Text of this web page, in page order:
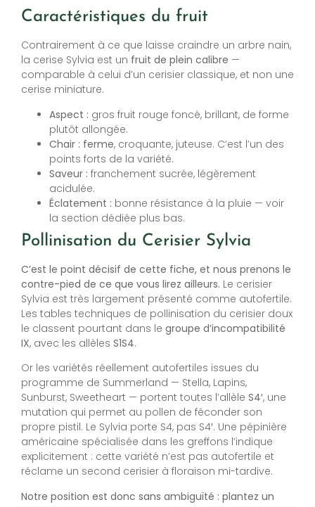
Caractéristiques du fruit
Contrairement à ce que laisse craindre un arbre nain,
la cerise Sylvia est un fruit de plein calibre —
comparable à celui d’un cerisier classique, et non une
cerise miniature.
Aspect : gros fruit rouge foncé, brillant, de forme
plutôt allongée.
Chair : ferme, croquante, juteuse. C’est l’un des
points forts de la variété.
Saveur : franchement sucrée, légèrement
acidulée.
Éclatement : bonne résistance à la pluie — voir
la section dédiée plus bas.
Pollinisation du Cerisier Sylvia
C’est le point décisif de cette fiche, et nous prenons le
contre-pied de ce que vous lirez ailleurs. Le cerisier
Sylvia est très largement présenté comme autofertile.
Les tables techniques de pollinisation du cerisier doux
le classent pourtant dans le groupe d’incompatibilité
IX, avec les allèles S1S4.
Or les variétés réellement autofertiles issues du
programme de Summerland — Stella, Lapins,
Sunburst, Sweetheart — portent toutes l’allèle S4′, une
mutation qui permet au pollen de féconder son
propre pistil. Le Sylvia porte S4, pas S4′. Une pépinière
américaine spécialisée dans les greffons l’indique
explicitement : cette variété n’est pas autofertile et
réclame un second cerisier à floraison mi-tardive.
Notre position est donc sans ambiguïté : plantez un